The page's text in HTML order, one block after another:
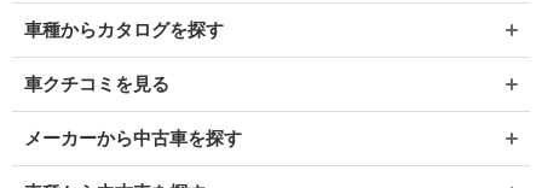
車種からカタログを探す
車クチコミを見る
メーカーから中古車を探す